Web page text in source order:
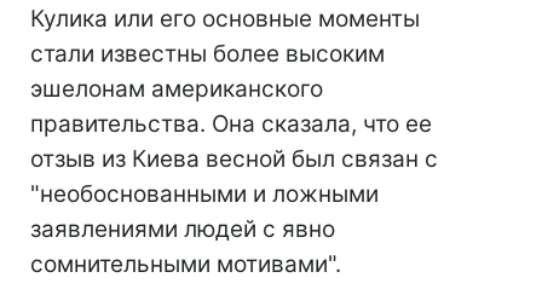
Кулика или его основные моменты
стали известны более высоким
эшелонам американского
правительства. Она сказала, что ее
отзыв из Киева весной был связан с
"необоснованными и ложными
заявлениями людей с явно
сомнительными мотивами".